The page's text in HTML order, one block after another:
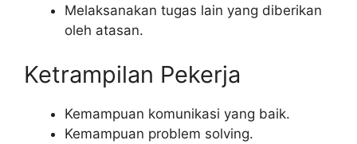
Melaksanakan tugas lain yang diberikan
oleh atasan.
Ketrampilan Pekerja
Kemampuan komunikasi yang baik.
Kemampuan problem solving.